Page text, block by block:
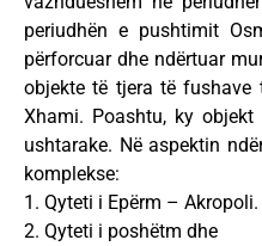
periudhën e pushtimit
përforcuar dhe ndërtuar
objekte të tjera të fushave
Xhami. Poashtu, ky
ushtarake. Në aspektin
komplekse:
1. Qyteti i Epërm – Akropoli.
2. Qyteti i poshëtm dhe